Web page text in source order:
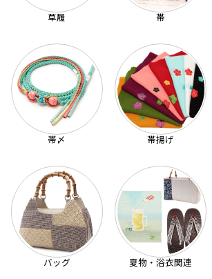
草履 帯
帯〆 帯揚げ
バッグ 夏物・浴衣関連